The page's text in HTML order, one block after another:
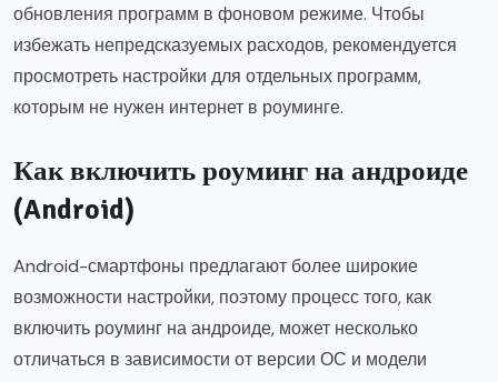
обновления программ в фоновом режиме. Чтобы
избежать непредсказуемых расходов, рекомендуется
просмотреть настройки для отдельных программ,
которым не нужен интернет в роуминге.
Как включить роуминг на андроиде
(Android)
Android-смартфоны предлагают более широкие
возможности настройки, поэтому процесс того, как
включить роуминг на андроиде, может несколько
отличаться в зависимости от версии ОС и модели